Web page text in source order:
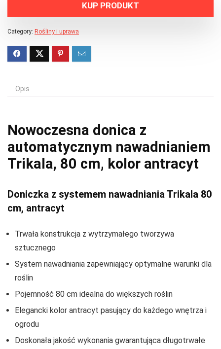
KUP PRODUKT
Category: Rośliny i uprawa
Opis
Nowoczesna donica z
automatycznym nawadnianiem
Trikala, 80 cm, kolor antracyt
Doniczka z systemem nawadniania Trikala 80
cm, antracyt
Trwała konstrukcja z wytrzymałego tworzywa
sztucznego
System nawadniania zapewniający optymalne warunki dla
roślin
Pojemność 80 cm idealna do większych roślin
Elegancki kolor antracyt pasujący do każdego wnętrza i
ogrodu
Doskonała jakość wykonania gwarantująca długotrwałe